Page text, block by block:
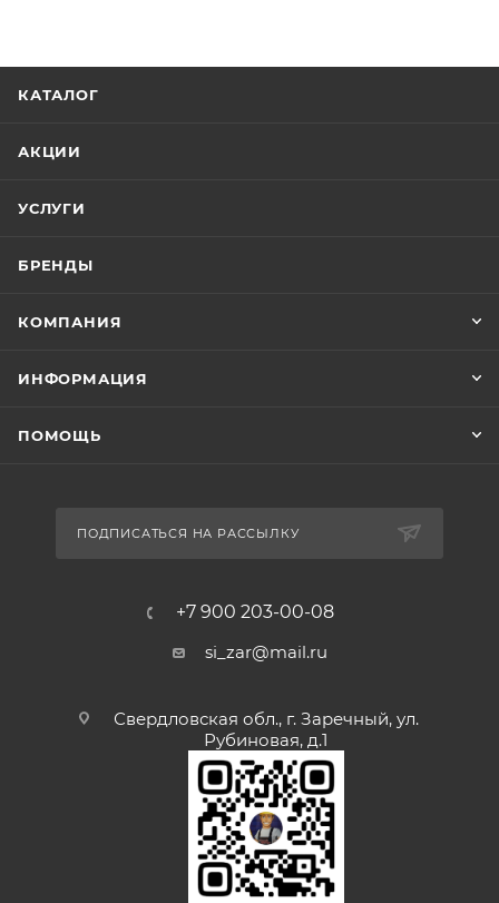
КАТАЛОГ
АКЦИИ
УСЛУГИ
БРЕНДЫ
КОМПАНИЯ
ИНФОРМАЦИЯ
ПОМОЩЬ
ПОДПИСАТЬСЯ НА РАССЫЛКУ
+7 900 203-00-08
si_zar@mail.ru
Свердловская обл., г. Заречный, ул.
Рубиновая, д.1